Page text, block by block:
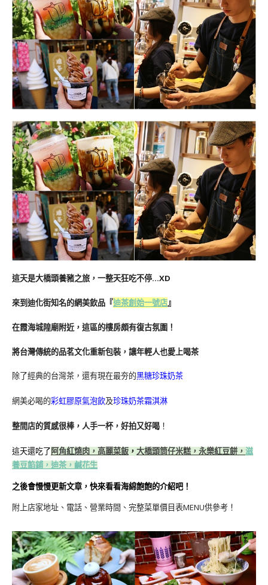
這天是大橋頭養豬之旅，一整天狂吃不停…XD
來到迪化街知名的網美飲品『迪茶創始一號店』
在霞海城隍廟附近，這區的樓房頗有復古氛圍！
將台灣傳統的品茗文化重新包裝，讓年輕人也愛上喝茶
除了經典的台灣茶，還有現在最夯的黑糖珍珠奶茶
網美必喝的彩虹膠原氣泡飲及珍珠奶茶霜淇淋
整間店的質感很棒，人手一杯，好拍又好喝 ！
這天還吃了 阿角紅燒肉， 高麗菜飯 ， 大橋頭筒仔米糕， 永樂紅豆餅， 滋
養豆餡鋪， 迪茶， 鹹花生
之後會慢慢更新文章，快來看看海綿飽飽的介紹吧！
附上店家地址、電話、營業時間、完整菜單價目表MENU供參考！